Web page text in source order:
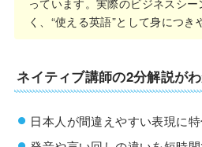
く、“使える英語”として身につき
ネイティブ講師の2分解説が
日本人が間違えやすい表現に